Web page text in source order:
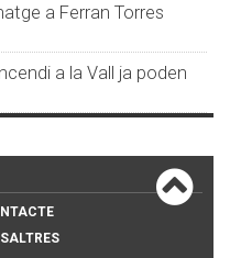
a Ferran Torres
a la Vall ja poden